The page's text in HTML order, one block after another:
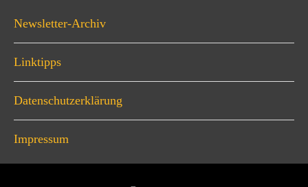
Newsletter-Archiv
Linktipps
Datenschutzerklärung
Impressum